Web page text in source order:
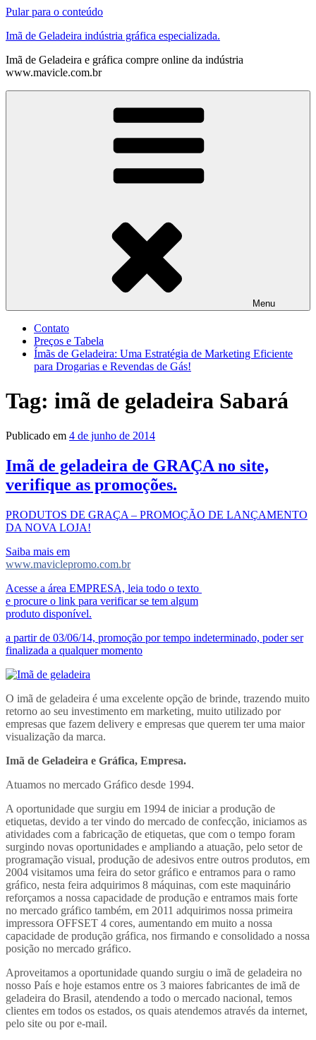
Pular para o conteúdo
Imã de Geladeira indústria gráfica especializada.
Imã de Geladeira e gráfica compre online da indústria
www.mavicle.com.br
Menu
Contato
Preços e Tabela
Ímãs de Geladeira: Uma Estratégia de Marketing Eficiente
para Drogarias e Revendas de Gás!
Tag: imã de geladeira Sabará
Publicado em 4 de junho de 2014
Imã de geladeira de GRAÇA no site,
verifique as promoções.
PRODUTOS DE GRAÇA – PROMOÇÃO DE LANÇAMENTO
DA NOVA LOJA!
Saiba mais em
www.maviclepromo.com.br
Acesse a área EMPRESA, leia todo o texto
e procure o link para verificar se tem algum
produto disponível.
a partir de 03/06/14, promoção por tempo indeterminado, poder ser
finalizada a qualquer momento
O imã de geladeira é uma excelente opção de brinde, trazendo muito
retorno ao seu investimento em marketing, muito utilizado por
empresas que fazem delivery e empresas que querem ter uma maior
visualização da marca.
Imã de Geladeira e Gráfica, Empresa.
Atuamos no mercado Gráfico desde 1994.
A oportunidade que surgiu em 1994 de iniciar a produção de
etiquetas, devido a ter vindo do mercado de confecção, iniciamos as
atividades com a fabricação de etiquetas, que com o tempo foram
surgindo novas oportunidades e ampliando a atuação, pelo setor de
programação visual, produção de adesivos entre outros produtos, em
2004 visitamos uma feira do setor gráfico e entramos para o ramo
gráfico, nesta feira adquirimos 8 máquinas, com este maquinário
reforçamos a nossa capacidade de produção e entramos mais forte
no mercado gráfico também, em 2011 adquirimos nossa primeira
impressora OFFSET 4 cores, aumentando em muito a nossa
capacidade de produção gráfica, nos firmando e consolidado a nossa
posição no mercado gráfico.
Aproveitamos a oportunidade quando surgiu o imã de geladeira no
nosso País e hoje estamos entre os 3 maiores fabricantes de imã de
geladeira do Brasil, atendendo a todo o mercado nacional, temos
clientes em todos os estados, os quais atendemos através da internet,
pelo site ou por e-mail.